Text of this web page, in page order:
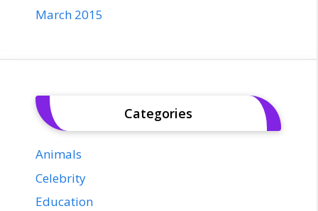
March 2015
Categories
Animals
Celebrity
Education